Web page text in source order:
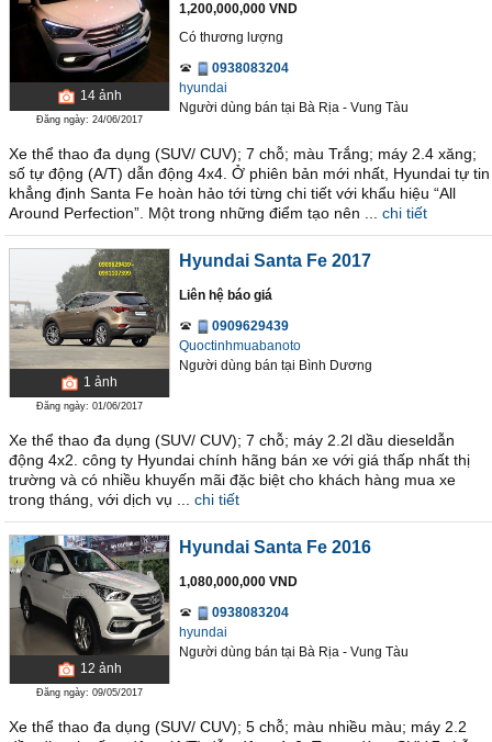
14ảnh
Đăng ngày: 24/06/2017
1,200,000,000 VND
Có thương lượng
0938083204
hyundai
Người dùng bán tại Bà Rịa - Vung Tàu
Xe thể thao đa dụng (SUV/ CUV); 7 chỗ; màu Trắng; máy 2.4 xăng;
số tự động (A/T) dẫn động 4x4. Ở phiên bản mới nhất, Hyundai tự tin
khẳng định Santa Fe hoàn hảo tới từng chi tiết với khẩu hiệu “All
Around Perfection”. Một trong những điểm tạo nên ...
chi tiết
1 ảnh
Đăng ngày: 01/06/2017
Hyundai Santa Fe 2017
Liên hệ báo giá
0909629439
Quoctinhmuabanoto
Người dùng bán tại Bình Dương
Xe thể thao đa dụng (SUV/ CUV); 7 chỗ; máy 2.2l dầu dieseldẫn
động 4x2. công ty Hyundai chính hãng bán xe với giá thấp nhất thị
trường và có nhiều khuyến mãi đặc biệt cho khách hàng mua xe
trong tháng, với dịch vụ ...
chi tiết
12 ảnh
Đăng ngày: 09/05/2017
Hyundai Santa Fe 2016
1,080,000,000 VND
0938083204
hyundai
Người dùng bán tại Bà Rịa - Vung Tàu
Xe thể thao đa dụng (SUV/ CUV); 5 chỗ; màu nhiều màu; máy 2.2